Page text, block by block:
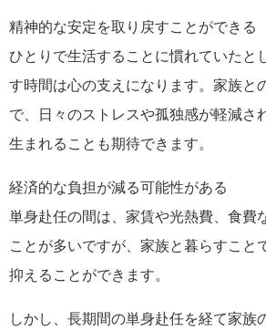
精神的な安定を取り戻すことができる
ひとりで生活することに慣れていたと
す時間は心の支えになります。家族と
で、日々のストレスや孤独感が軽減さ
生まれることも期待できます。
経済的な負担が減る可能性がある
単身赴任の間は、家賃や光熱費、食費
ことが多いですが、家族と暮らすこと
抑えることができます。
しかし、長期間の単身赴任を経て家族